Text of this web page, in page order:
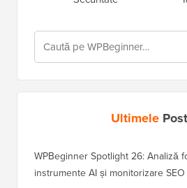
Ultimele
WPBeginner Spotlight 26: Analiză
instrumente AI și monitorizare